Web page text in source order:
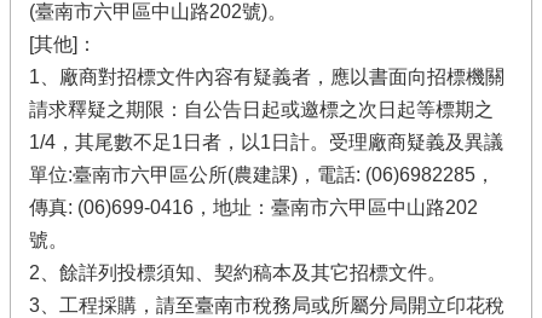
(臺南市六甲區中山路202號)。
[其他]：
1、廠商對招標文件內容有疑義者，應以書面向招標機關
請求釋疑之期限：自公告日起或邀標之次日起等標期之
1/4，其尾數不足1日者，以1日計。受理廠商疑義及異議
單位:臺南市六甲區公所(農建課)，電話: (06)6982285，
傳真: (06)699-0416，地址：臺南市六甲區中山路202
號。
2、餘詳列投標須知、契約稿本及其它招標文件。
3、工程採購，請至臺南市稅務局或所屬分局開立印花稅